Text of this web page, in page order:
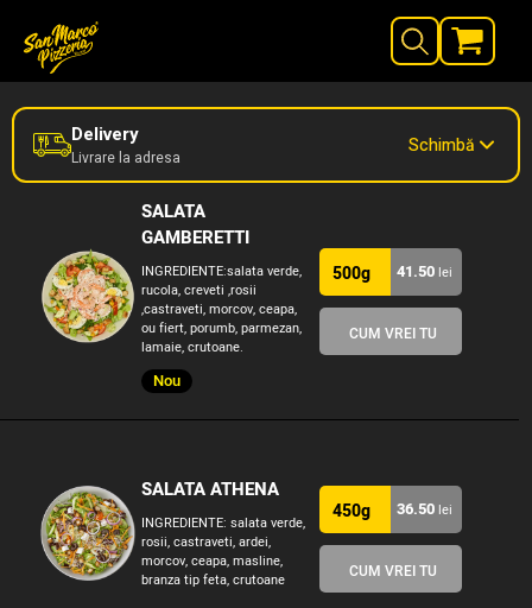
Delivery
Livrare la adresa
Schimbă
SALATA
GAMBERETTI
INGREDIENTE:salata verde,
rucola, creveti ,rosii
,castraveti, morcov, ceapa,
ou fiert, porumb, parmezan,
lamaie, crutoane.
Nou
500g 41.50 lei
CUM VREI TU
SALATA ATHENA
INGREDIENTE: salata verde,
rosii, castraveti, ardei,
morcov, ceapa, masline,
branza tip feta, crutoane
450g 36.50 lei
CUM VREI TU